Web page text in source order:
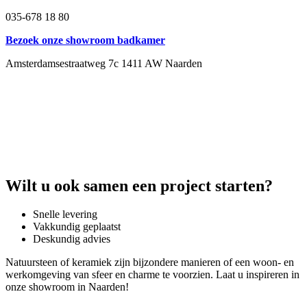
035-678 18 80
Bezoek onze showroom badkamer
Amsterdamsestraatweg 7c 1411 AW Naarden
Wilt u ook samen een project starten?
Snelle levering
Vakkundig geplaatst
Deskundig advies
Natuursteen of keramiek zijn bijzondere manieren of een woon- en
werkomgeving van sfeer en charme te voorzien. Laat u inspireren in
onze showroom in Naarden!